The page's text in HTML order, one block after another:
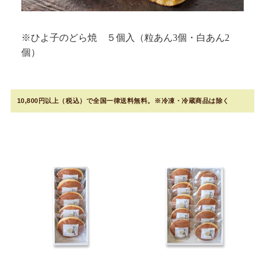
※ひよ子のどら焼 ５個入（粒あん3個・白あん2
個）
10,800円以上（税込）で全国一律送料無料。※冷凍・冷蔵商品は除く